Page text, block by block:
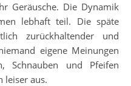
Geräusche. Die Dynamik
lebhaft teil. Die späte
zurückhaltender und
eigene Meinungen
Schnauben und Pfeifen
leiser aus.